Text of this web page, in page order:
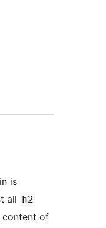
is
all
h2
content of